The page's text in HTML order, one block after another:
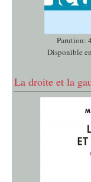
Parution:
Disponible
La droite et la